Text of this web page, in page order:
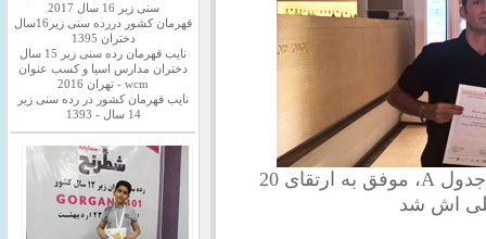
شاهین احمدزاده با حضور جسورانه در جدول A، موفق به ارتقای 20
اش شد
سنی زیر 16 سال 2017
قهرمان کشور دررده سنی زیر16سال
دختران 1395
نایب قهرمان رده سنی زیر 15 سال
دختران مدارس اسیا و کسب عنوان
wcm - تهران 2016
نایب قهرمان کشور در رده سنی زیر
14 سال - 1393